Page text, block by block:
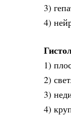
3)
4)
1)
2)
3)
4)